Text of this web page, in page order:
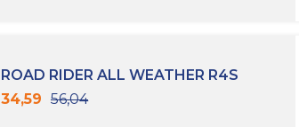
ROAD RIDER ALL WEATHER R4S
34,59 56,04